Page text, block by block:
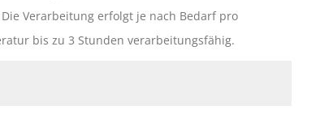
Verarbeitung erfolgt je nach Bedarf pro
bis zu 3 Stunden verarbeitungsfähig.